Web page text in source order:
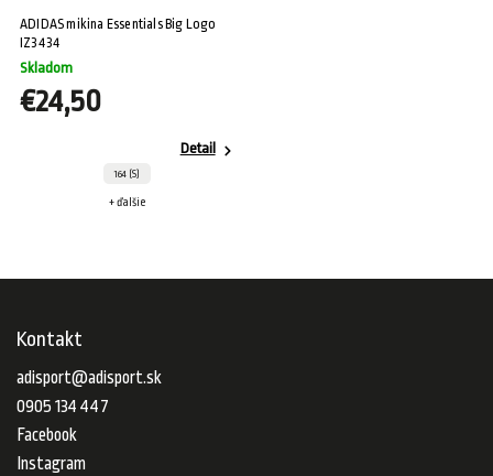
ADIDAS mikina Essentials Big Logo
IZ3434
Skladom
€24,50
Detail
164 (S)
+ ďalšie
Kontakt
adisport@adisport.sk
0905 134 447
Facebook
Instagram